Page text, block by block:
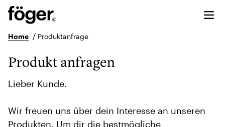
Home / Produktanfrage
Produkt anfragen
Lieber Kunde.
Wir freuen uns über dein Interesse an unseren
Produkten. Um dir die bestmögliche